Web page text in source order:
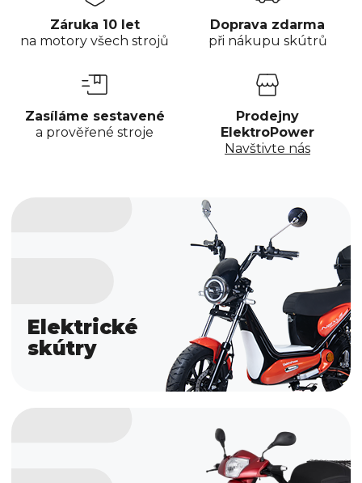
Záruka 10 let
na motory všech strojů
Doprava zdarma
při nákupu skútrů
Zasíláme sestavené
a prověřené stroje
Prodejny
ElektroPower
Navštivte nás
Elektrické
skútry